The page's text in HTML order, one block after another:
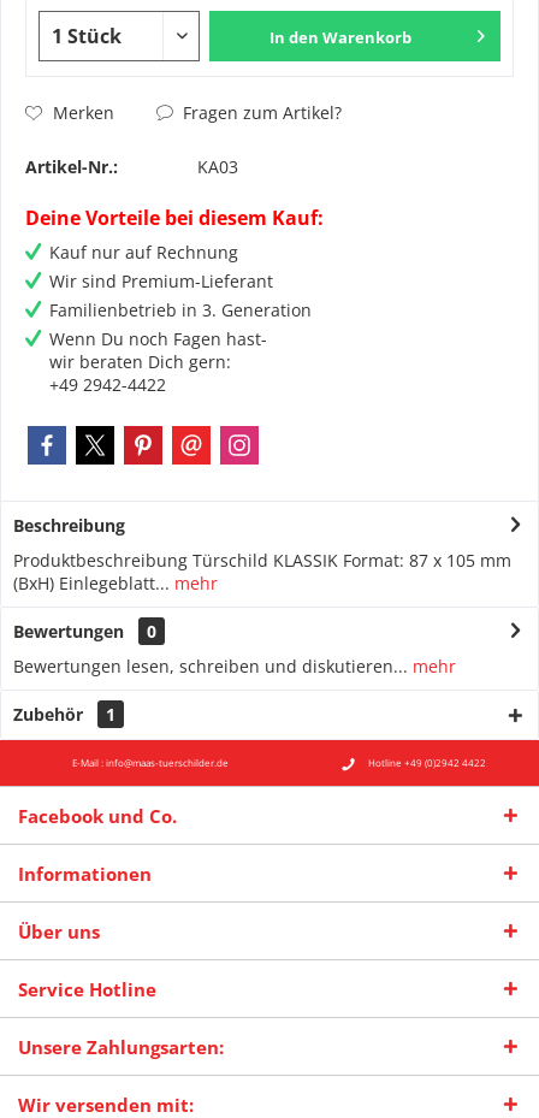
In den Warenkorb
Merken Fragen zum Artikel?
Artikel-Nr.: KA03
Deine Vorteile bei diesem Kauf:
Kauf nur auf Rechnung
Wir sind Premium-Lieferant
Familienbetrieb in 3. Generation
Wenn Du noch Fagen hast-
wir beraten Dich gern:
+49 2942-4422
Beschreibung
Produktbeschreibung Türschild KLASSIK Format: 87 x 105 mm
(BxH) Einlegeblatt... mehr
Bewertungen
0
Bewertungen lesen, schreiben und diskutieren... mehr
Zubehör 1
E-Mail : info@maas-tuerschilder.de Hotline +49 (0)2942 4422
Facebook und Co.
Informationen
Über uns
Service Hotline
Unsere Zahlungsarten:
Wir versenden mit: